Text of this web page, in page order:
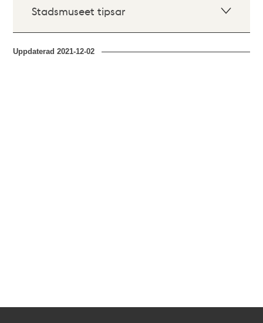
Stadsmuseet tipsar
Uppdaterad2021-12-02